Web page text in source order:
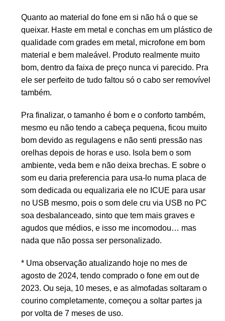
Quanto ao material do fone em si não há o que se
queixar. Haste em metal e conchas em um plástico de
qualidade com grades em metal, microfone em bom
material e bem maleável. Produto realmente muito
bom, dentro da faixa de preço nunca vi parecido. Pra
ele ser perfeito de tudo faltou só o cabo ser removível
também.
Pra finalizar, o tamanho é bom e o conforto também,
mesmo eu não tendo a cabeça pequena, ficou muito
bom devido as regulagens e não senti pressão nas
orelhas depois de horas e uso. Isola bem o som
ambiente, veda bem e não deixa brechas. E sobre o
som eu daria preferencia para usa-lo numa placa de
som dedicada ou equalizaria ele no ICUE para usar
no USB mesmo, pois o som dele cru via USB no PC
soa desbalanceado, sinto que tem mais graves e
agudos que médios, e isso me incomodou… mas
nada que não possa ser personalizado.
* Uma observação atualizando hoje no mes de
agosto de 2024, tendo comprado o fone em out de
2023. Ou seja, 10 meses, e as almofadas soltaram o
courino completamente, começou a soltar partes ja
por volta de 7 meses de uso.